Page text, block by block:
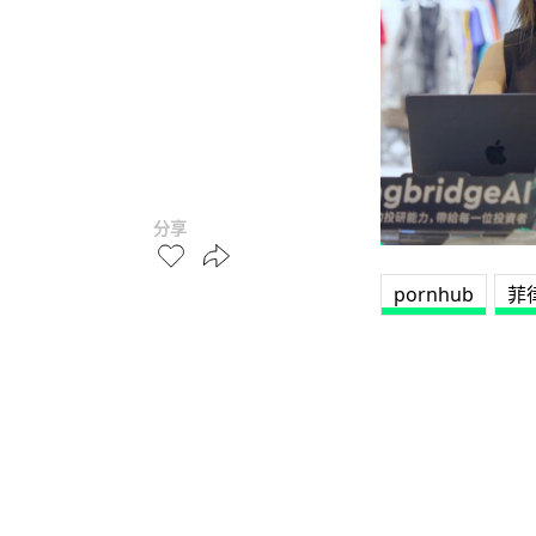
分享
pornhub 菲